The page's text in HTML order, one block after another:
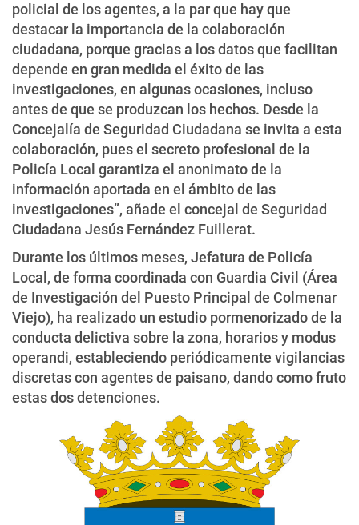
policial de los agentes, a la par que hay que
destacar la importancia de la colaboración
ciudadana, porque gracias a los datos que facilitan
depende en gran medida el éxito de las
investigaciones, en algunas ocasiones, incluso
antes de que se produzcan los hechos. Desde la
Concejalía de Seguridad Ciudadana se invita a esta
colaboración, pues el secreto profesional de la
Policía Local garantiza el anonimato de la
información aportada en el ámbito de las
investigaciones”, añade el concejal de Seguridad
Ciudadana Jesús Fernández Fuillerat.
Durante los últimos meses, Jefatura de Policía
Local, de forma coordinada con Guardia Civil (Área
de Investigación del Puesto Principal de Colmenar
Viejo), ha realizado un estudio pormenorizado de la
conducta delictiva sobre la zona, horarios y modus
operandi, estableciendo periódicamente vigilancias
discretas con agentes de paisano, dando como fruto
estas dos detenciones.